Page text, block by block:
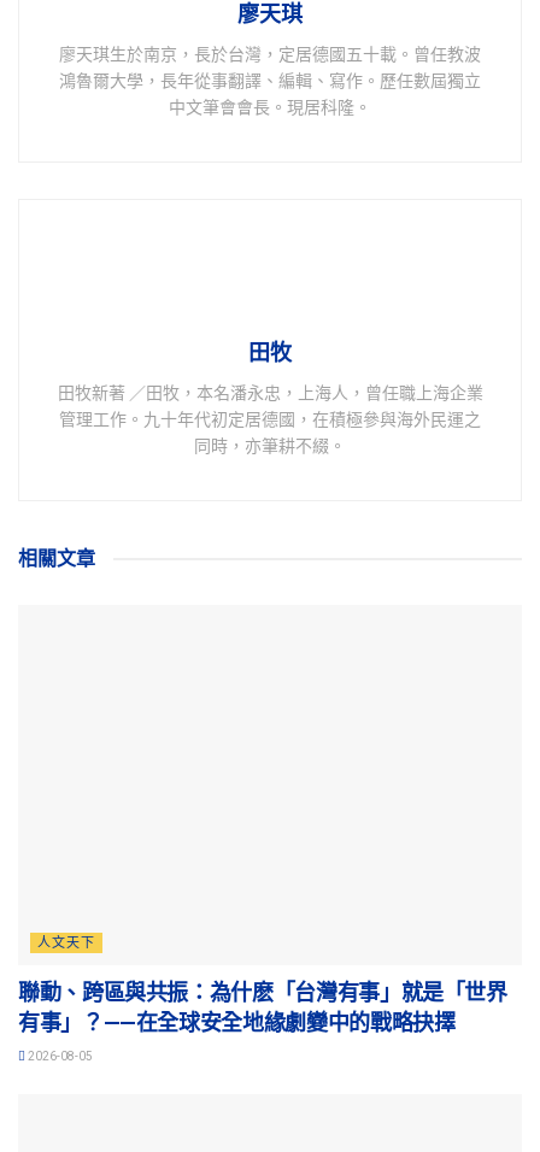
廖天琪
廖天琪生於南京，長於台灣，定居德國五十載。曾任教波
鴻魯爾大學，長年從事翻譯、編輯、寫作。歷任數屆獨立
中文筆會會長。現居科隆。
田牧
田牧新著 ／田牧，本名潘永忠，上海人，曾任職上海企業
管理工作。九十年代初定居德國，在積極參與海外民運之
同時，亦筆耕不綴。
相關文章
人文天下
聯動、跨區與共振：為什麽「台灣有事」就是「世界
有事」？——在全球安全地緣劇變中的戰略抉擇
2026-08-05